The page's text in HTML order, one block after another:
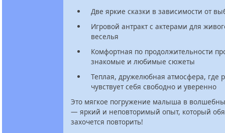
Две яркие сказки в зависимости от
Игровой антракт с актерами для
веселья
Комфортная по продолжительности
знакомые и любимые сюжеты
Теплая, дружелюбная атмосфера, где
чувствует себя свободно и уверенно
Это мягкое погружение малыша в
— яркий и неповторимый опыт, который
захочется повторить!